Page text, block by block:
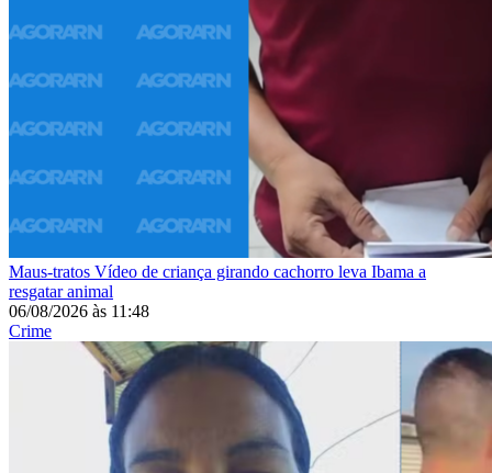
Maus-tratos Vídeo de criança girando cachorro leva Ibama a
resgatar animal
06/08/2026 às 11:48
Crime